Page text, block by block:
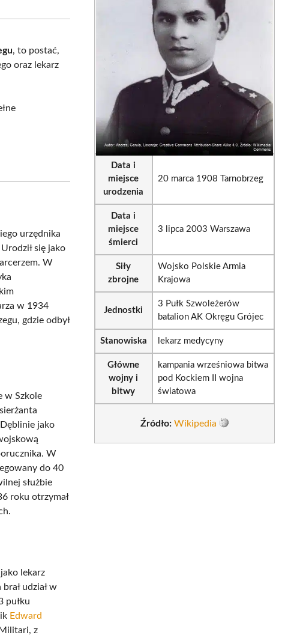
, to postać,
oraz lekarz
urzędnika
się jako
W
w 1934
gdzie odbył
w Szkole
jako
W
do 40
służbie
roku otrzymał
lekarz
udział w
pułku
Edward
z
Data i
miejsce
urodzenia
20 marca 1908 Tarnobrzeg
Data i
miejsce
śmierci
3 lipca 2003 Warszawa
Siły
zbrojne
Wojsko Polskie Armia
Krajowa
Jednostki
3 Pułk Szwoleżerów
batalion AK Okręgu Grójec
Stanowiska lekarz medycyny
Główne
wojny i
bitwy
kampania wrześniowa bitwa
pod Kockiem II wojna
światowa
Źródło: Wikipedia